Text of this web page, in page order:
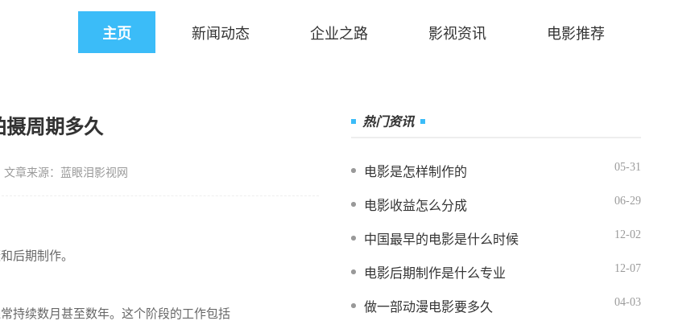
主页 新闻动态 企业之路 影视资讯 电影推荐
摄周期多久
文章来源：蓝眼泪影视网
后期制作。
持续数月甚至数年。这个阶段的工作包括
热门资讯
电影是怎样制作的 05-31
电影收益怎么分成 06-29
中国最早的电影是什么时候 12-02
电影后期制作是什么专业 12-07
做一部动漫电影要多久 04-03